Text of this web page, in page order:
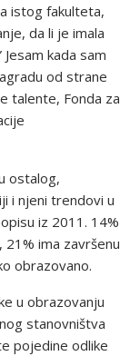
istog fakulteta,
da li je imala
kada sam
od strane
talente, Fonda za
ostalog,
i njeni trendovi u
iz 2011. 14%
ima završenu
obrazovano.
u obrazovanju
stanovništva
pojedine odlike